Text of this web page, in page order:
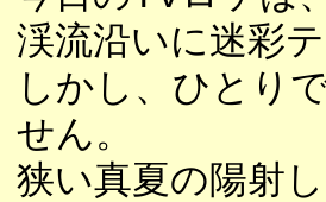
渓流沿いに迷彩
しかし、ひとり
せん。
狭い真夏の陽射